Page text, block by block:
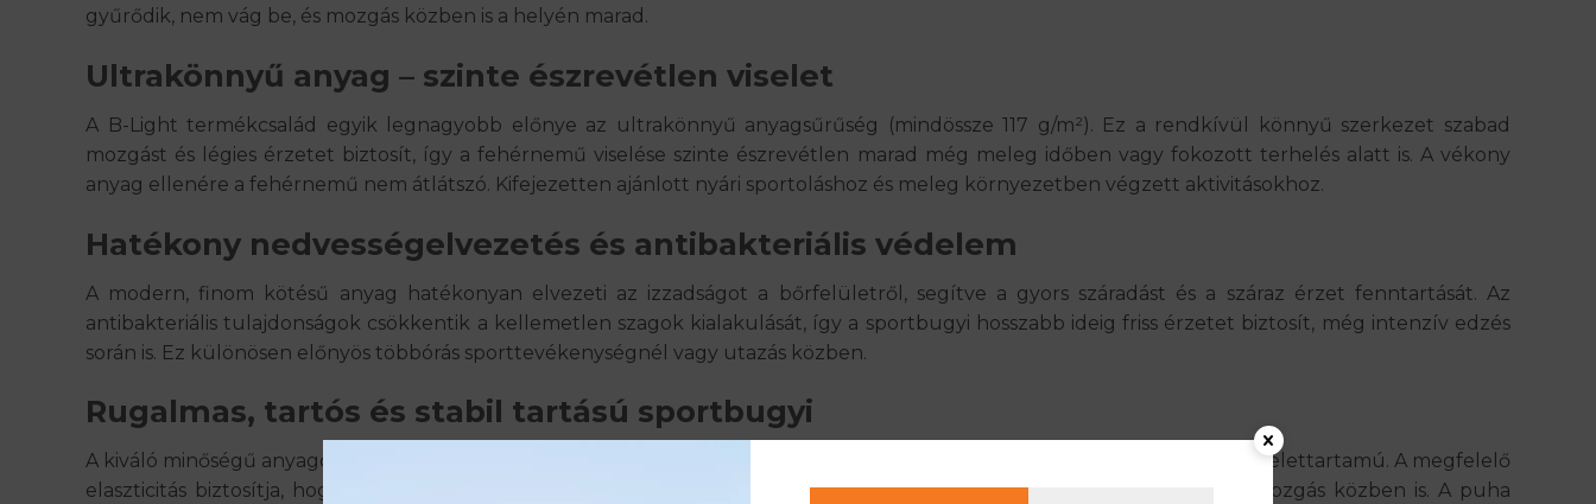
gyűrődik, nem vág be, és mozgás közben is a helyén marad.
Ultrakönnyű anyag – szinte észrevétlen viselet
A B-Light termékcsalád egyik legnagyobb előnye az ultrakönnyű anyagsűrűség (mindössze 117 g/m²). Ez a rendkívül könnyű szerkezet szabad
mozgást és légies érzetet biztosít, így a fehérnemű viselése szinte észrevétlen marad még meleg időben vagy fokozott terhelés alatt is. A vékony
anyag ellenére a fehérnemű nem átlátszó. Kifejezetten ajánlott nyári sportoláshoz és meleg környezetben végzett aktivitásokhoz.
Hatékony nedvességelvezetés és antibakteriális védelem
A modern, finom kötésű anyag hatékonyan elvezeti az izzadságot a bőrfelületről, segítve a gyors száradást és a száraz érzet fenntartását. Az
antibakteriális tulajdonságok csökkentik a kellemetlen szagok kialakulását, így a sportbugyi hosszabb ideig friss érzetet biztosít, még intenzív edzés
során is. Ez különösen előnyös többórás sporttevékenységnél vagy utazás közben.
Rugalmas, tartós és stabil tartású sportbugyi
A kiváló minőségű anyagösszetételnek köszönhetően (86% poliészter, 14% poliamid) a bugyi rugalmas, formatartó és hosszú élettartamú. A megfelelő
elaszticitás biztosítja, hogy a fehérnemű ne csúszkáljon, ne mozduljon el, és mindig stabil tartást adjon, akár intenzív mozgás közben is. A puha